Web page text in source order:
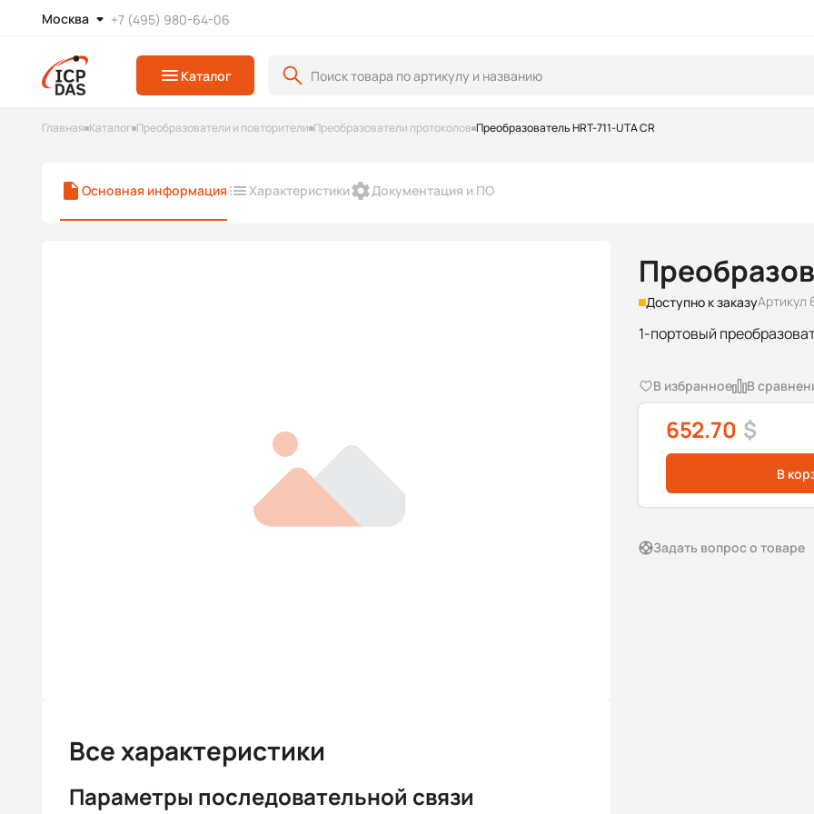
Москва +7 (495) 980-64-06
Каталог
Главная Каталог Преобразователи и повторители Преобразователи протоколов Преобразователь HRT-711-UTA CR
Основная информация Характеристики Документация и ПО
Доступно к заказуАртикул
1-портовый
В избранное В
652.70 $
В
Задать вопрос о товаре
Все характеристики
Параметры последовательной связи